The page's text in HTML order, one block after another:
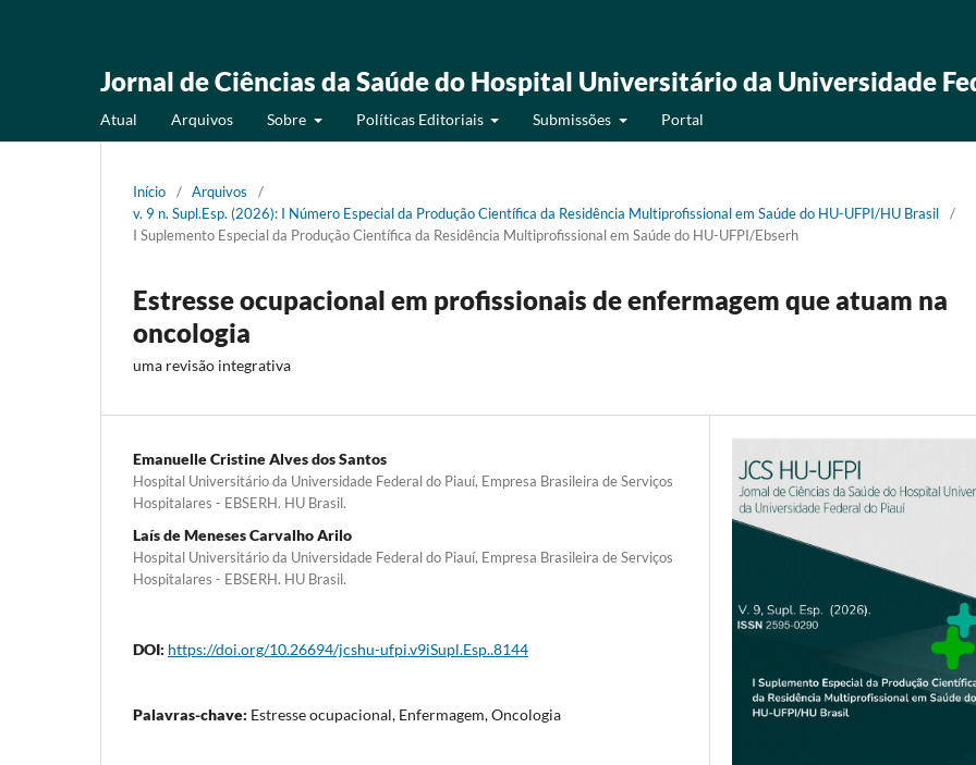
Jornal de Ciências da Saúde do Hospital Universitário da Universidade
Atual Arquivos Sobre Políticas Editoriais Submissões Portal
Início / Arquivos
/
v. 9 n. Supl.Esp. (2026): I Número Especial da Produção Científica da Residência Multiprofissional em Saúde do HU-UFPI/HU Brasil
/
I Suplemento Especial da Produção Científica da Residência Multiprofissional em Saúde do HU-UFPI/Ebserh
Estresse ocupacional em profissionais de enfermagem que atuam na
oncologia
uma revisão integrativa
Emanuelle Cristine Alves dos Santos
Hospital Universitário da Universidade Federal do Piauí, Empresa Brasileira de Serviços
Hospitalares - EBSERH. HU Brasil.
Laís de Meneses Carvalho Arilo
Hospital Universitário da Universidade Federal do Piauí, Empresa Brasileira de Serviços
Hospitalares - EBSERH. HU Brasil.
DOI: https://doi.org/10.26694/jcshu-ufpi.v9iSupl.Esp..8144
Palavras-chave: Estresse ocupacional, Enfermagem, Oncologia